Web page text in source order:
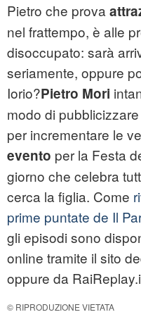
Pietro che prova
nel frattempo, è alle
disoccupato: sarà
seriamente, oppure
Iorio?Pietro Mori
modo di
per incrementare le
evento per la Festa
giorno che celebra
cerca la figlia. Come
prime puntate de Il
gli episodi sono
online tramite il sito
oppure da
© RIPRODUZIONE VIETATA